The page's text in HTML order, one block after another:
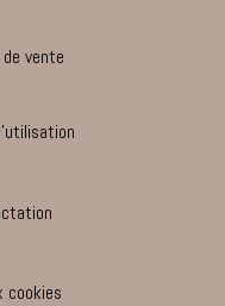
vente
cookies